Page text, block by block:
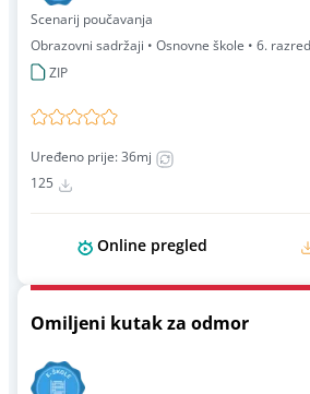
Scenarij poučavanja
Obrazovni sadržaji • Osnovne škole • 6.
ZIP
Uređeno prije: 36mj
125
Online pregled
Omiljeni kutak za odmor